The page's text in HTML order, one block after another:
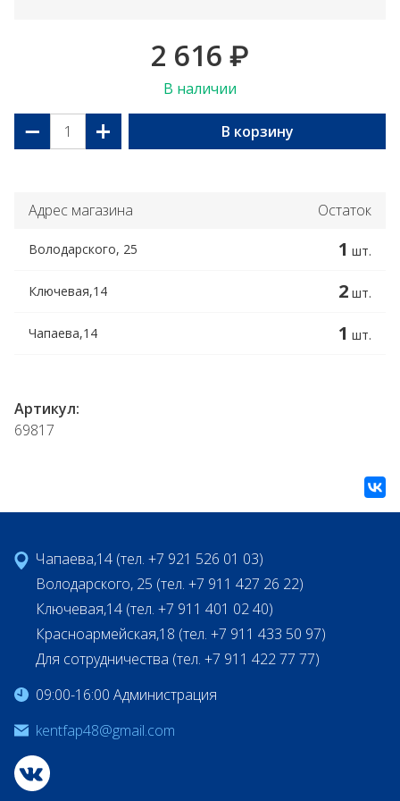
2 616 ₽
В наличии
− + В корзину
Адрес магазина Остаток
Володарского, 25 1 шт.
Ключевая,14 2 шт.
Чапаева,14 1 шт.
Артикул:
69817
Чапаева,14 (тел. +7 921 526 01 03)
Володарского, 25 (тел. +7 911 427 26 22)
Ключевая,14 (тел. +7 911 401 02 40)
Красноармейская,18 (тел. +7 911 433 50 97)
Для сотрудничества (тел. +7 911 422 77 77)
09:00-16:00 Администрация
kentfap48@gmail.com